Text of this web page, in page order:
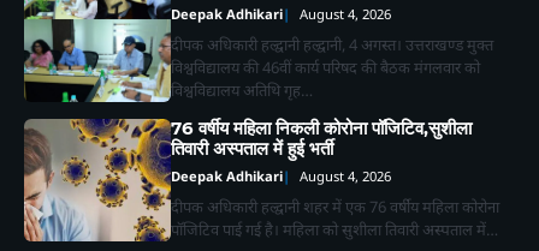
Deepak Adhikari August 4, 2026
दीपक अधिकारी हल्द्वानी हल्द्वानी, 4 अगस्त। उत्तराखण्ड मुक्त
विश्वविद्यालय की 46वीं कार्य परिषद की बैठक मंगलवार को
विश्वविद्यालय अतिथि गृह…
76 वर्षीय महिला निकली कोरोना पॉजिटिव,सुशीला
तिवारी अस्पताल में हुई भर्ती
Deepak Adhikari August 4, 2026
दीपक अधिकारी हल्द्वानी शहर में एक 76 वर्षीय महिला कोरोना
पॉजिटिव पाई गई है। महिला को सुशीला तिवारी अस्पताल में…